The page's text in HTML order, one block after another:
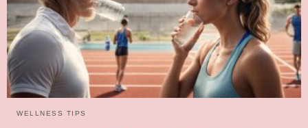
WELLNESS TIPS